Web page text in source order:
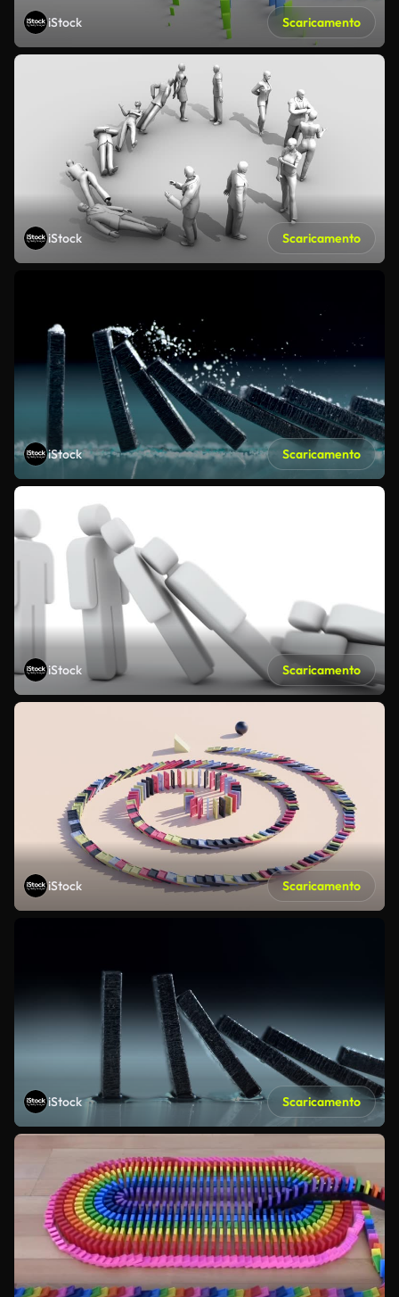
iStock Scaricamento
iStock Scaricamento
iStock Scaricamento
iStock Scaricamento
iStock Scaricamento
iStock Scaricamento